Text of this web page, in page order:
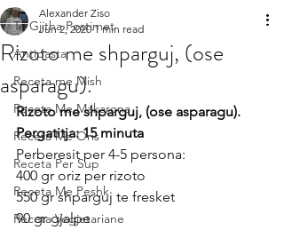
Te Gjitha Postimet
Antipasta
Receta me Mish
Receta Me Makarona
Receta Me Oris
Receta Per Sup
Receta Me Peshk
Receta Vegjetariane
Rizoto me shparguj, (ose
asparagu).
Alexander Ziso
Jun 2, 2020 1 min read
Rizoto me shparguj, (ose asparagu).
Pergatitja: 15 minuta
Perberesit per 4-5 persona:
400 gr oriz per rizoto
550 gr shparguj te fresket
90 gr gjalpe